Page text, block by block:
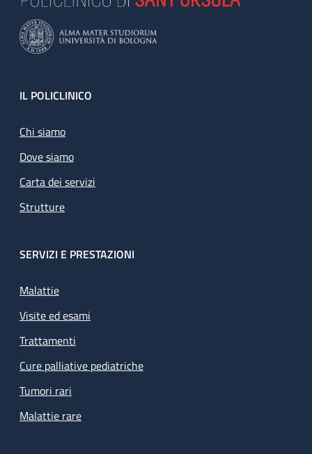
Footer
IL POLICLINICO
Chi siamo
Dove siamo
Carta dei servizi
Strutture
SERVIZI E PRESTAZIONI
Malattie
Visite ed esami
Trattamenti
Cure palliative pediatriche
Tumori rari
Malattie rare